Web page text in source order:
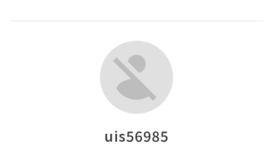
uis56985